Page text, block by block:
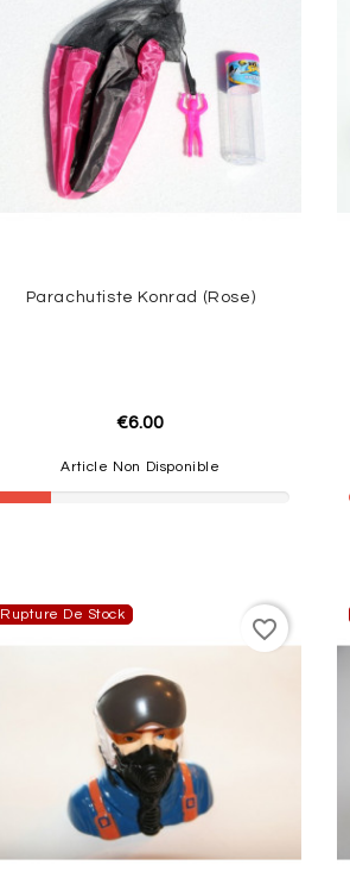
Parachutiste Konrad (Rose)
€6.00
Article Non Disponible
Rupture De Stock
favorite_border